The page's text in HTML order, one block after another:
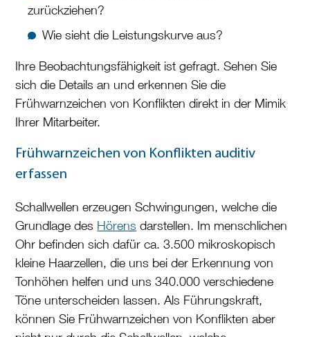
zurückziehen?
Wie sieht die Leistungskurve aus?
Ihre Beobachtungsfähigkeit ist gefragt. Sehen Sie
sich die Details an und erkennen Sie die
Frühwarnzeichen von Konflikten direkt in der Mimik
Ihrer Mitarbeiter.
Frühwarnzeichen von Konflikten auditiv
erfassen
Schallwellen erzeugen Schwingungen, welche die
Grundlage des Hörens darstellen. Im menschlichen
Ohr befinden sich dafür ca. 3.500 mikroskopisch
kleine Haarzellen, die uns bei der Erkennung von
Tonhöhen helfen und uns 340.000 verschiedene
Töne unterscheiden lassen. Als Führungskraft,
können Sie Frühwarnzeichen von Konflikten aber